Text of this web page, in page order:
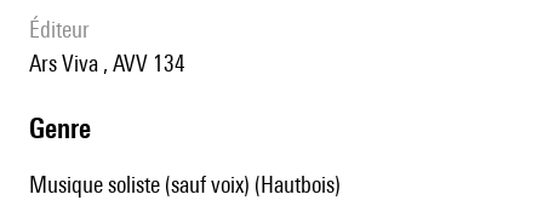
éditeur
Ars Viva , AVV 134
genre
Musique soliste (sauf voix) (Hautbois)